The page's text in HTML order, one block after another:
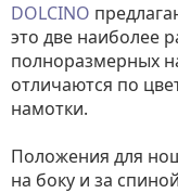
DOLCINO
это две наиболее
полноразмерных
отличаются по
намотки.
Положения для
на боку и за